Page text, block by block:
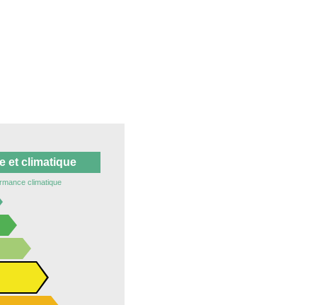
et climatique
climatique